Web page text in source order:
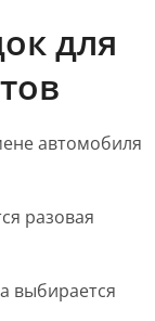
для
автомобиля
разовая
выбирается